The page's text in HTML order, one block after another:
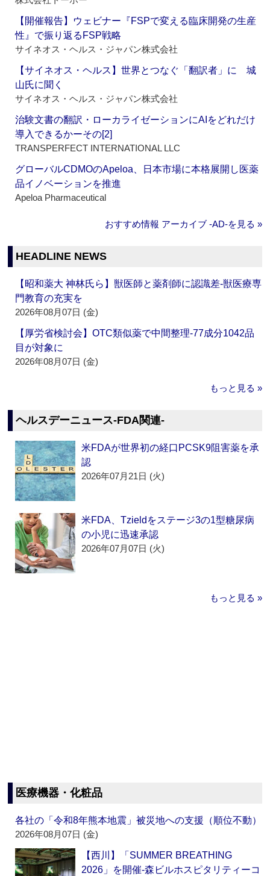
【開催報告】ウェビナー『FSPで変える臨床開発の生産
性』で振り返るFSP戦略
サイネオス・ヘルス・ジャパン株式会社
【サイネオス・ヘルス】世界とつなぐ「翻訳者」に 城
山氏に聞く
サイネオス・ヘルス・ジャパン株式会社
治験文書の翻訳・ローカライゼーションにAIをどれだけ
導入できるかーその[2]
TRANSPERFECT INTERNATIONAL LLC
グローバルCDMOのApeloa、日本市場に本格展開し医薬
品イノベーションを推進
Apeloa Pharmaceutical
おすすめ情報 アーカイブ ‐AD‐を見る »
HEADLINE NEWS
【昭和薬大 神林氏ら】獣医師と薬剤師に認識差‐獣医療専
門教育の充実を
2026年08月07日 (金)
【厚労省検討会】OTC類似薬で中間整理‐77成分1042品
目が対象に
2026年08月07日 (金)
もっと見る »
ヘルスデーニュース‐FDA関連‐
米FDAが世界初の経口PCSK9阻害薬を承
認
2026年07月21日 (火)
米FDA、Tzieldをステージ3の1型糖尿病
の小児に迅速承認
2026年07月07日 (火)
もっと見る »
医療機器・化粧品
各社の「令和8年熊本地震」被災地への支援（順位不動）
2026年08月07日 (金)
【西川】「SUMMER BREATHING
2026」を開催‐森ビルホスピタリティーコ